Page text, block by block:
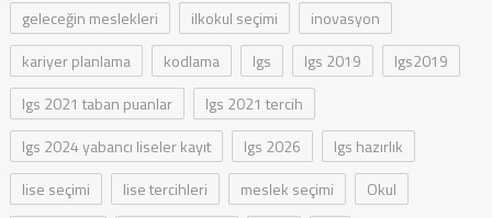
geleceğin meslekleri
ilkokul seçimi
inovasyon
kariyer planlama
kodlama lgs lgs 2019
lgs2019
lgs 2021 taban puanlar
lgs 2021 tercih
lgs 2024 yabancı liseler kayıt
lgs 2026
lgs hazırlık
lise seçimi
lise tercihleri meslek seçimi
Okul